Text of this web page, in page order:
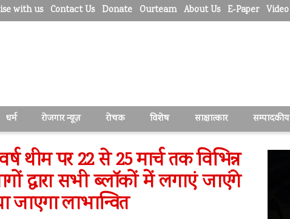
with us Contact Us Donate Ourteam About Us E-Paper Video
धर्म रोजगार न्यूज़ रोचक विशेष साक्षात्कार सम्पादकीय
थीम पर 22 से 25 मार्च तक विभिन्न
द्वारा सभी ब्लॉकों में लगाएं जाएंगे
जाएगा लाभान्वित